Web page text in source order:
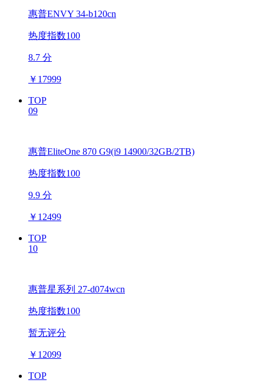
惠普ENVY 34-b120cn
热度指数100
8.7 分
￥ 17999
TOP
09
惠普EliteOne 870 G9(i9 14900/32GB/2TB)
热度指数100
9.9 分
￥ 12499
TOP
10
惠普星系列 27-d074wcn
热度指数100
暂无评分
￥ 12099
TOP